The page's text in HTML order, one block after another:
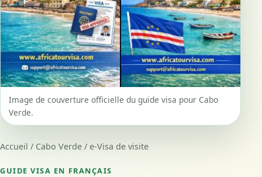
Accueil / Cabo Verde / e-Visa de visite
GUIDE VISA EN FRANÇAIS
Image de couverture officielle du guide visa pour Cabo
Verde.